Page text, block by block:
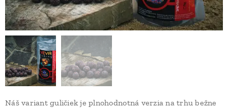
Náš variant guličiek je plnohodnotná verzia na trhu bežne